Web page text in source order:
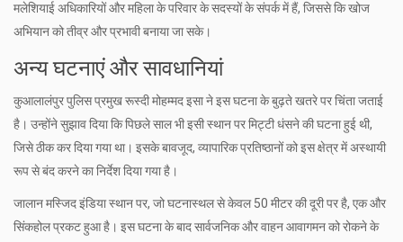
मलेशियाई अधिकारियों और महिला के परिवार के सदस्यों के संपर्क में हैं, जिससे कि खोज
अभियान को तीव्र और प्रभावी बनाया जा सके।
अन्य घटनाएं और सावधानियां
कुआलालंपुर पुलिस प्रमुख रूस्दी मोहम्मद इसा ने इस घटना के बुढ़ते खतरे पर चिंता जताई
है। उन्होंने सुझाव दिया कि पिछले साल भी इसी स्थान पर मिट्टी धंसने की घटना हुई थी,
जिसे ठीक कर दिया गया था। इसके बावजूद, व्यापारिक प्रतिष्ठानों को इस क्षेत्र में अस्थायी
रूप से बंद करने का निर्देश दिया गया है।
जालान मस्जिद इंडिया स्थान पर, जो घटनास्थल से केवल 50 मीटर की दूरी पर है, एक और
सिंकहोल प्रकट हुआ है। इस घटना के बाद सार्वजनिक और वाहन आवागमन को रोकने के